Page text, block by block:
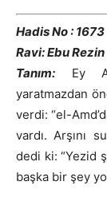
Hadis No : 1673
Ravi: Ebu
Tanım: Ey
yaratmazdan
verdi: “el-
vardı. Arşını
dedi ki: “Yezid
başka bir şey